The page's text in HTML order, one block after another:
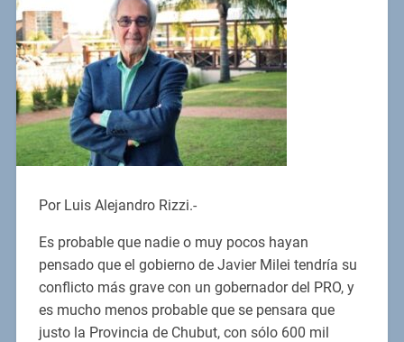
Por Luis Alejandro Rizzi.-
Es probable que nadie o muy pocos hayan
pensado que el gobierno de Javier Milei tendría su
conflicto más grave con un gobernador del PRO, y
es mucho menos probable que se pensara que
justo la Provincia de Chubut, con sólo 600 mil